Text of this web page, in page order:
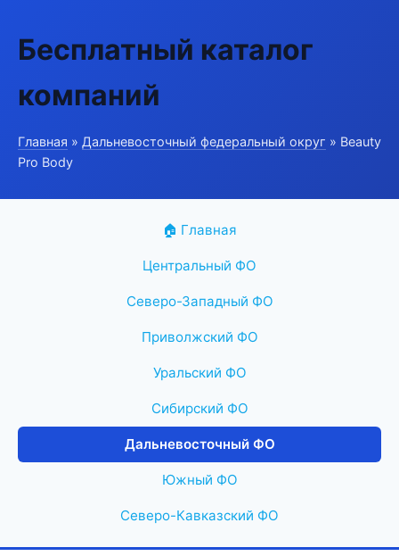
Бесплатный каталог
компаний
Главная » Дальневосточный федеральный округ » Beauty
Pro Body
🏠 Главная
Центральный ФО
Северо-Западный ФО
Приволжский ФО
Уральский ФО
Сибирский ФО
Дальневосточный ФО
Южный ФО
Северо-Кавказский ФО